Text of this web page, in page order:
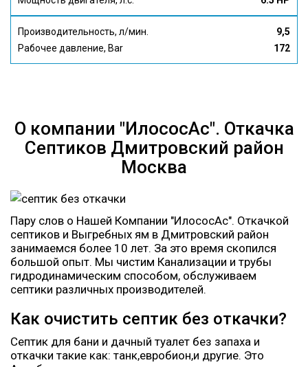
Производительность, л/мин.
9,5
Рабочее давление, Bar
172
О компании "ИлососАс". Откачка
Септиков Дмитровский район
Москва
Пару слов о Нашей Компании "ИлососАс". Откачкой
септиков и Выгребных ям в Дмитровский район
занимаемся более 10 лет. За это время скопился
большой опыт. Мы чистим Канализации и трубы
гидродинамическим способом, обслуживаем
септики различных производителей.
Как очистить септик без откачки?
Септик для бани и дачный туалет без запаха и
откачки такие как: танк,евробион,и другие. Это